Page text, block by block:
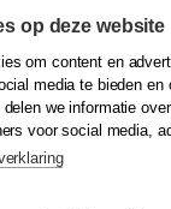
uitgevers
op deze website
om content en
media te bieden en
we informatie
voor social media,